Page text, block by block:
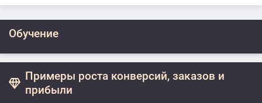
Обучение
Примеры роста конверсий, заказов и
прибыли